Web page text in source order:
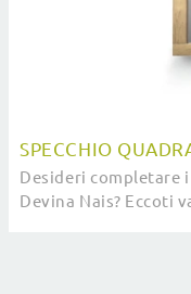
SPECCHIO
Desideri completare
Devina Nais? Eccoti